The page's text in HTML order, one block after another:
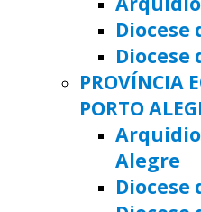
Diocese
Diocese
PROVÍNCIA
PORTO
Alegre
Diocese